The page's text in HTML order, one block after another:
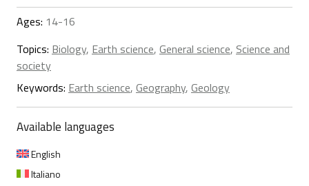
Ages: 14-16
Topics: Biology, Earth science, General science, Science and
society
Keywords: Earth science, Geography, Geology
Available languages
English
Italiano